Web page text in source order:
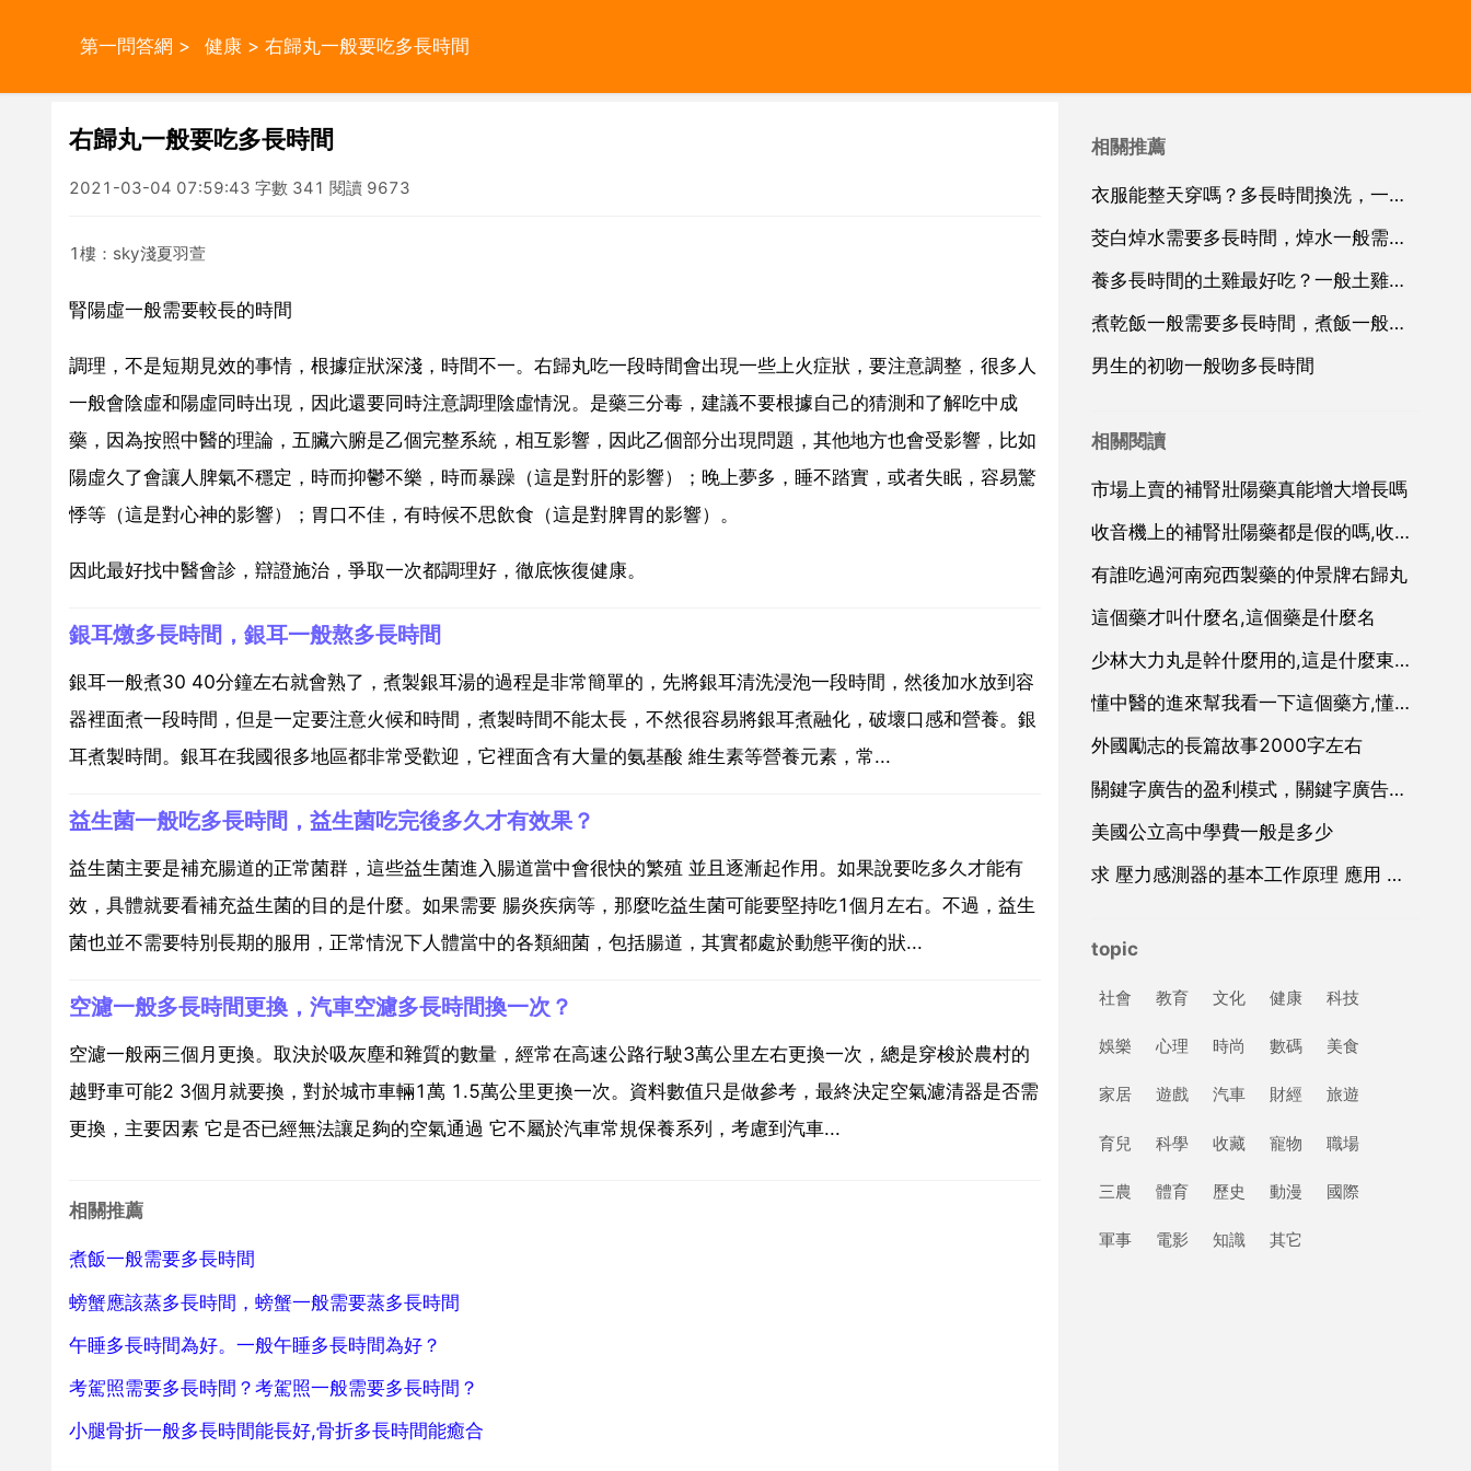
第一問答網 > 健康 > 右歸丸一般要吃多長時間
右歸丸一般要吃多長時間
2021-03-04 07:59:43 字數 341 閱讀 9673
1樓：sky淺夏羽萱
腎陽虛一般需要較長的時間
調理，不是短期見效的事情，根據症狀深淺，時間不一。右歸丸吃一段時間會出現一些上火症狀，要注意調整，很多人
一般會陰虛和陽虛同時出現，因此還要同時注意調理陰虛情況。是藥三分毒，建議不要根據自己的猜測和了解吃中成
藥，因為按照中醫的理論，五臟六腑是乙個完整系統，相互影響，因此乙個部分出現問題，其他地方也會受影響，比如
陽虛久了會讓人脾氣不穩定，時而抑鬱不樂，時而暴躁（這是對肝的影響）；晚上夢多，睡不踏實，或者失眠，容易驚
悸等（這是對心神的影響）；胃口不佳，有時候不思飲食（這是對脾胃的影響）。
因此最好找中醫會診，辯證施治，爭取一次都調理好，徹底恢復健康。
銀耳燉多長時間，銀耳一般熬多長時間
銀耳一般煮30 40分鐘左右就會熟了，煮製銀耳湯的過程是非常簡單的，先將銀耳清洗浸泡一段時間，然後加水放到容
器裡面煮一段時間，但是一定要注意火候和時間，煮製時間不能太長，不然很容易將銀耳煮融化，破壞口感和營養。銀
耳煮製時間。銀耳在我國很多地區都非常受歡迎，它裡面含有大量的氨基酸 維生素等營養元素，常...
益生菌一般吃多長時間，益生菌吃完後多久才有效果？
益生菌主要是補充腸道的正常菌群，這些益生菌進入腸道當中會很快的繁殖 並且逐漸起作用。如果說要吃多久才能有
效，具體就要看補充益生菌的目的是什麼。如果需要 腸炎疾病等，那麼吃益生菌可能要堅持吃1個月左右。不過，益生
菌也並不需要特別長期的服用，正常情況下人體當中的各類細菌，包括腸道，其實都處於動態平衡的狀...
空濾一般多長時間更換，汽車空濾多長時間換一次？
空濾一般兩三個月更換。取決於吸灰塵和雜質的數量，經常在高速公路行駛3萬公里左右更換一次，總是穿梭於農村的
越野車可能2 3個月就要換，對於城市車輛1萬 1.5萬公里更換一次。資料數值只是做參考，最終決定空氣濾清器是否需
更換，主要因素 它是否已經無法讓足夠的空氣通過 它不屬於汽車常規保養系列，考慮到汽車...
相關推薦
煮飯一般需要多長時間
螃蟹應該蒸多長時間，螃蟹一般需要蒸多長時間
午睡多長時間為好。一般午睡多長時間為好？
考駕照需要多長時間？考駕照一般需要多長時間？
小腿骨折一般多長時間能長好,骨折多長時間能癒合
相關推薦
衣服能整天穿嗎？多長時間換洗，一般 多長時間換洗一次衣服呢？
茭白焯水需要多長時間，焯水一般需要多長時間
養多長時間的土雞最好吃？一般土雞養多長時間可以吃
煮乾飯一般需要多長時間，煮飯一般需要多長時間？
男生的初吻一般吻多長時間
相關閱讀
市場上賣的補腎壯陽藥真能增大增長嗎
收音機上的補腎壯陽藥都是假的嗎,收音機裡每天晚上廣播那些補腎壯陽藥是真的嗎
有誰吃過河南宛西製藥的仲景牌右歸丸
這個藥才叫什麼名,這個藥是什麼名
少林大力丸是幹什麼用的,這是什麼東西。幹什麼用的？
懂中醫的進來幫我看一下這個藥方,懂中醫的幫我看一下藥方
外國勵志的長篇故事2000字左右
關鍵字廣告的盈利模式，關鍵字廣告廣告
美國公立高中學費一般是多少
求 壓力感測器的基本工作原理 應用 和設計 方面的資料
topic
社會 教育 文化 健康 科技
娛樂 心理 時尚 數碼 美食
家居 遊戲 汽車 財經 旅遊
育兒 科學 收藏 寵物 職場
三農 體育 歷史 動漫 國際
軍事 電影 知識 其它